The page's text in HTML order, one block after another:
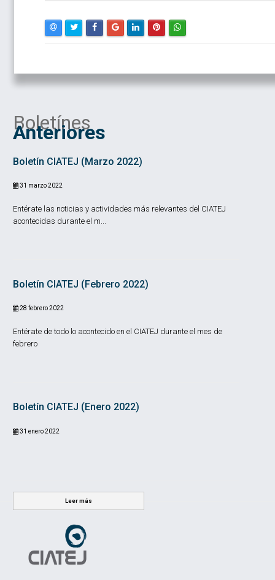
Boletínes
Anteriores
Boletín CIATEJ (Marzo 2022)
31 marzo 2022
Entérate las noticias y actividades más relevantes del CIATEJ
acontecidas durante el m...
Leer más
Boletín CIATEJ (Febrero 2022)
28 febrero 2022
Entérate de todo lo acontecido en el CIATEJ durante el mes de
febrero
Leer más
Boletín CIATEJ (Enero 2022)
31 enero 2022
Leer más